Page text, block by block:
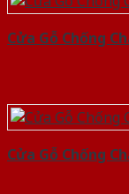
Cửa Gỗ Chống
Cửa Gỗ Chống